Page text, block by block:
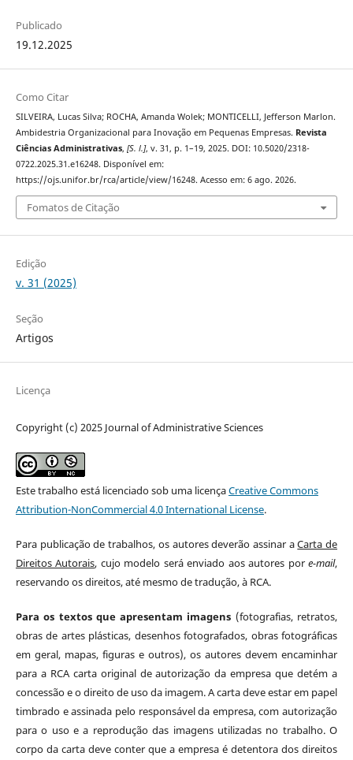
Publicado
19.12.2025
Como Citar
SILVEIRA, Lucas Silva; ROCHA, Amanda Wolek; MONTICELLI, Jefferson Marlon.
Ambidestria Organizacional para Inovação em Pequenas Empresas. Revista
Ciências Administrativas, [S. l.], v. 31, p. 1–19, 2025. DOI: 10.5020/2318-
0722.2025.31.e16248. Disponível em:
https://ojs.unifor.br/rca/article/view/16248. Acesso em: 6 ago. 2026.
Fomatos de Citação
Edição
v. 31 (2025)
Seção
Artigos
Licença
Copyright (c) 2025 Journal of Administrative Sciences
Este trabalho está licenciado sob uma licençaCreative Commons
Attribution-NonCommercial 4.0 International License.
Para publicação de trabalhos, os autores deverão assinar aCarta de
Direitos Autorais, cujo modelo será enviado aos autores pore-mail,
reservando os direitos, até mesmo de tradução, à RCA.
Para os textos que apresentam imagens (fotografias, retratos,
obras de artes plásticas, desenhos fotografados, obras fotográficas
em geral, mapas, figuras e outros), os autores devem encaminhar
para a RCA carta original de autorização da empresa que detém a
concessão e o direito de uso da imagem. A carta deve estar em papel
timbrado e assinada pelo responsável da empresa, com autorização
para o uso e a reprodução das imagens utilizadas no trabalho. O
corpo da carta deve conter que a empresa é detentora dos direitos